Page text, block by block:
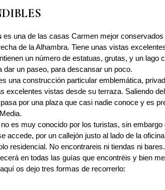
es una de las casas Carmen mejor
de la Alhambra. Tiene unas vistas
un número de estatuas, grutas, y un
dar un paseo, para descansar un poco.
una construcción particular emblemática,
excelentes vistas desde su terraza. Saliendo
por una plaza que casi nadie conoce y es
no es muy conocido por los turistas, sin
accede, por un callejón justo al lado de la
residencial. No encontrareis ni tiendas ni bares.
en todas las guías que encontréis y bien
os dejo tres formas de recorrerlo: